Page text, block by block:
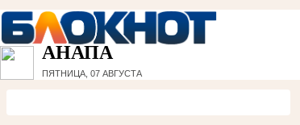
АНАПА
ПЯТНИЦА, 07 АВГУСТА